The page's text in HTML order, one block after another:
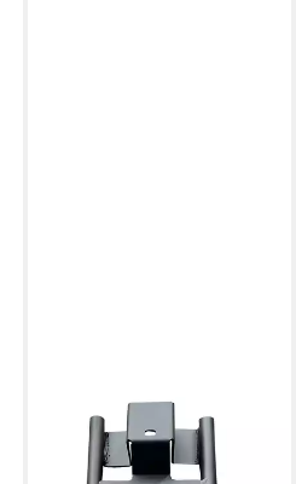
Gepäckträger Coco Wave-S
(1-St., Gepäckträger), schnelle
und einfache Montage